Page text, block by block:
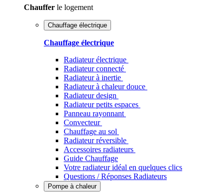
Chauffer le logement
Chauffage électrique
Chauffage électrique
Radiateur électrique
Radiateur connecté
Radiateur à inertie
Radiateur à chaleur douce
Radiateur design
Radiateur petits espaces
Panneau rayonnant
Convecteur
Chauffage au sol
Radiateur réversible
Accessoires radiateurs
Guide Chauffage
Votre radiateur idéal en quelques clics
Questions / Réponses Radiateurs
Pompe à chaleur